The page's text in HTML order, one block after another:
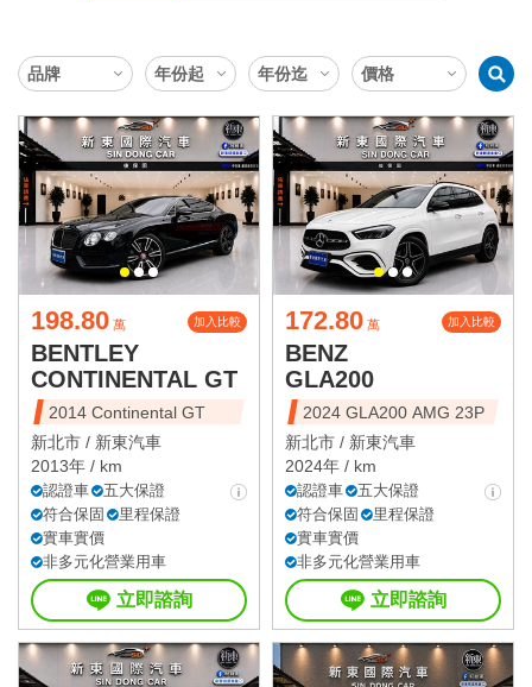
198.80 萬 加入比較
BENTLEY
CONTINENTAL GT
2014 Continental GT
新北市 / 新東汽車
2013年 / km
認證車
五大保證
符合保固
里程保證
實車實價
非多元化營業用車
立即諮詢
172.80 萬 加入比較
BENZ
GLA200
2024 GLA200 AMG 23P
新北市 / 新東汽車
2024年 / km
認證車
五大保證
符合保固
里程保證
實車實價
非多元化營業用車
立即諮詢